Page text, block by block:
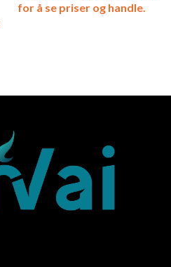
for å se priser og handle.